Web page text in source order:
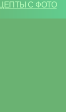
С ФОТО